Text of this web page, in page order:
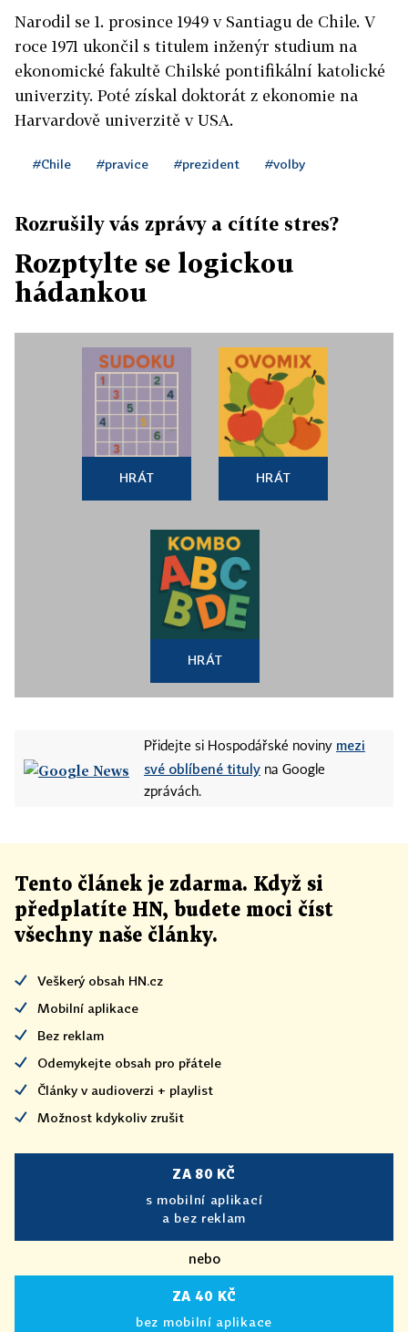
Narodil se 1. prosince 1949 v Santiagu de Chile. V
roce 1971 ukončil s titulem inženýr studium na
ekonomické fakultě Chilské pontifikální katolické
univerzity. Poté získal doktorát z ekonomie na
Harvardově univerzitě v USA.
#Chile #pravice #prezident #volby
Rozrušily vás zprávy a cítíte stres?
Rozptylte se logickou
hádankou
HRÁT HRÁT
HRÁT
Přidejte si Hospodářské noviny mezi
své oblíbené tituly na Google
zprávách.
Tento článek je zdarma. Když si
předplatíte HN, budete moci číst
všechny naše články.
Veškerý obsah HN.cz
Mobilní aplikace
Bez reklam
Odemykejte obsah pro přátele
Články v audioverzi + playlist
Možnost kdykoliv zrušit
ZA 80 KČ
s mobilní aplikací
a bez reklam
nebo
ZA 40 KČ
bez mobilní aplikace